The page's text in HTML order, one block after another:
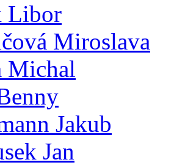
Libor
Miroslava
Michal
Jakub
Jan